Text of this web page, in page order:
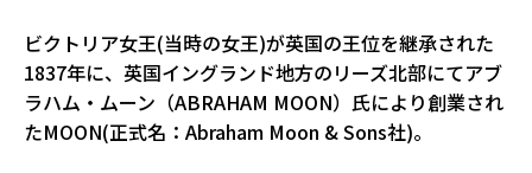
ビクトリア女王(当時の女王)が英国の王位を継承された
1837年に、英国イングランド地方のリーズ北部にてアブ
ラハム・ムーン（ABRAHAM MOON）氏により創業され
たMOON(正式名：Abraham Moon & Sons社)。